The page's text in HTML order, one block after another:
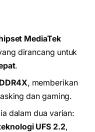
MediaTek
dirancang untuk
.
, memberikan
dan gaming.
dalam dua varian:
UFS 2.2,